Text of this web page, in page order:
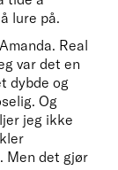
Real
var det en
dybde og
Og
jeg ikke
Men det gjør